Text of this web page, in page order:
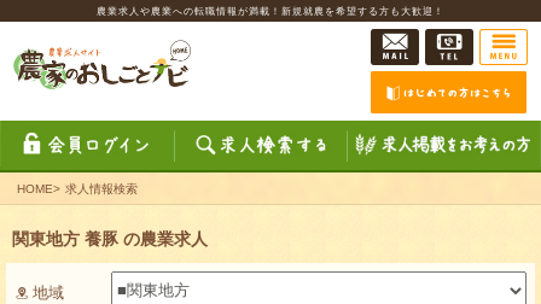
農業求人や農業への転職情報が満載！新規就農を希望する方も大歓迎！
HOME> 求人情報検索
関東地方 養豚 の農業求人
地域